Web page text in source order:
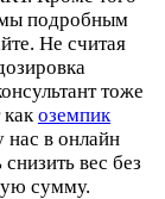
мы подробным
Не считая
тоже
оземпик
нас в онлайн
вес без
сумму.